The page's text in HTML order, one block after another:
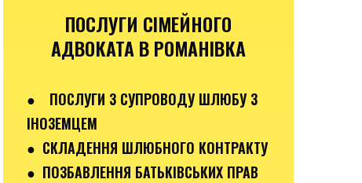
ПОСЛУГИ СІМЕЙНОГО
АДВОКАТА В РОМАНІВКА
●
ПОСЛУГИ З СУПРОВОДУ ШЛЮБУ З
ІНОЗЕМЦЕМ
● СКЛАДЕННЯ ШЛЮБНОГО КОНТРАКТУ
● ПОЗБАВЛЕННЯ БАТЬКІВСЬКИХ ПРАВ